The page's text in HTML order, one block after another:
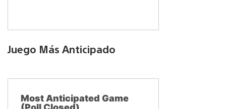
Juego Más Anticipado
Most Anticipated Game